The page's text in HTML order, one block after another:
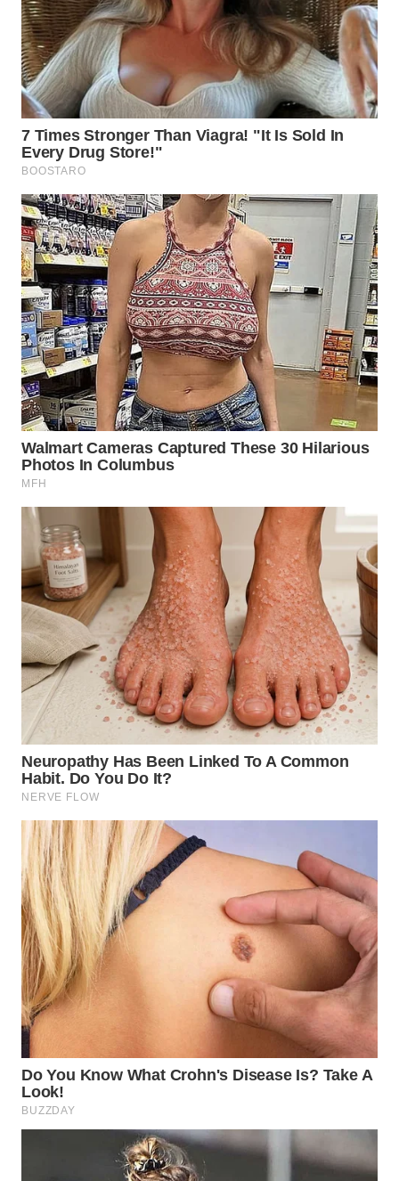
WN
MALUT
WN
DAIRI
WN
TOBA
WN
NIAS
WN
LANGKAT
WN
TAPANULI
SELATAN
WN
TANJUNG
LESUNG
WN
KARO
WN
SIMALUNGUN
LABUHANBATU
WN
TAPANULI
TENGAH
WN DELI
SERDANG
WN
TEBING
TINGGI
WN
PAKPAK
KARAWANG
WN